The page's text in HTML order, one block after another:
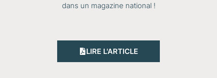
dans un magazine national !
LIRE L'ARTICLE